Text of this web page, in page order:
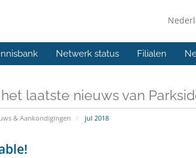
Netwerk status Filialen
laatste nieuws van
& Aankondigingen jul 2018